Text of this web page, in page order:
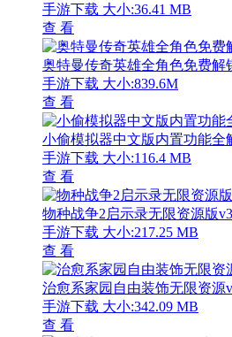
手游下载 大小:36.41 MB
查 看
奥特曼传奇英雄全角色免费解
手游下载 大小:839.6M
查 看
小偷模拟器中文版内置功能全
手游下载 大小:116.4 MB
查 看
物种战争2启示录无限资源版
手游下载 大小:217.25 MB
查 看
治愈系家园自由装饰无限资源
手游下载 大小:342.09 MB
查 看